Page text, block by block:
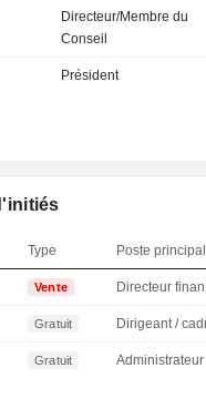
Directeur/Membre du
Conseil
Président
Type Poste principal
Vente
Gratuit
Gratuit Administrateur